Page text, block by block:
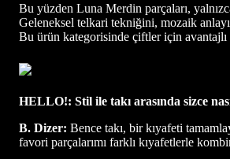
Bu yüzden Luna Merdin parçaları,
Geleneksel telkari tekniğini, mozaik
Bu ürün kategorisinde çiftler için avantajlı
HELLO!: Stil ile takı arasında sizce
B. Dizer: Bence takı, bir kıyafeti
favori parçalarımı farklı kıyafetlerle